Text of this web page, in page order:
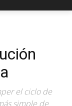
el ciclo de
simple de